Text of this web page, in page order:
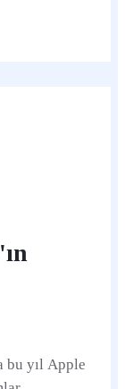
bu yıl Apple